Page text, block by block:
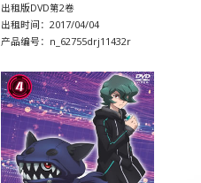
出租版DVD第2卷
出租时间：2017/04/04
产品编号：n_62755drj11432r